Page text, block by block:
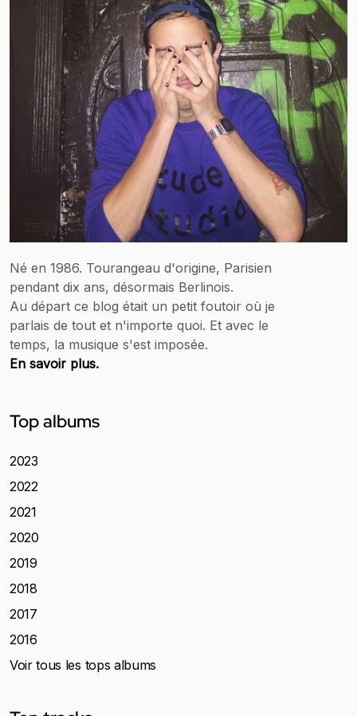
Né en 1986. Tourangeau d'origine, Parisien
pendant dix ans, désormais Berlinois.
Au départ ce blog était un petit foutoir où je
parlais de tout et n'importe quoi. Et avec le
temps, la musique s'est imposée.
En savoir plus.
Top albums
2023
2022
2021
2020
2019
2018
2017
2016
Voir tous les tops albums